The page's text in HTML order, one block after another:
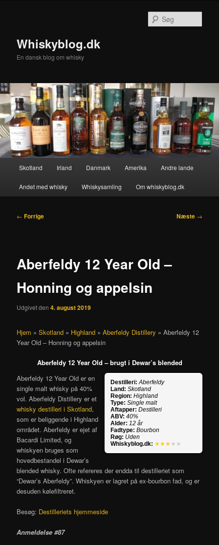
Whiskyblog.dk
En dansk blog om whisky
Skotland Irland Danmark Amerika Andre lande
Andet med whisky Whiskysamling Om whiskyblog.dk
Indlægsnavigation
← Forrige Næste →
Aberfeldy 12 Year Old –
Honning og appelsin
Udgivet den4. august 2019
Hjem »Skotland » Highland »Aberfeldy Distillery »Aberfeldy 12
Year Old – Honning og appelsin
Aberfeldy 12 Year Old – brugt i Dewar’s blended
Destilleri: Aberfeldy
Land: Skotland
Region: Highland
Type: Single malt
Aftapper: Destilleri
ABV: 40%
Alder: 12 år
Fadtype: Bourbon
Røg: Uden
Whiskyblog.dk: ★★★ ★★
Aberfeldy 12 Year Old er en
single malt whisky på 40%
vol. Aberfeldy Distillery er et
whisky destilleri i Skotland,
som er beliggende i Highland
området. Aberfeldy er ejet af
Bacardi Limited, og
whiskyen bruges som
hovedbestandel i Dewar’s
blended whisky. Ofte refereres der endda til destilleriet som
“Dewar’s Aberfeldy”. Whiskyen er lagret på ex-bourbon fad, og er
desuden kølefiltreret.
Besøg: Destilleriets hjemmeside
Anmeldelse #87